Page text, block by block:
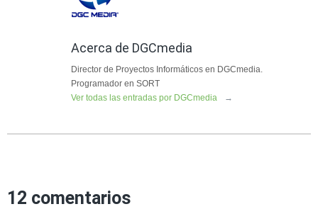
Acerca de DGCmedia
Director de Proyectos Informáticos en DGCmedia.
Programador en SORT
Ver todas las entradas por DGCmedia
→
12 comentarios